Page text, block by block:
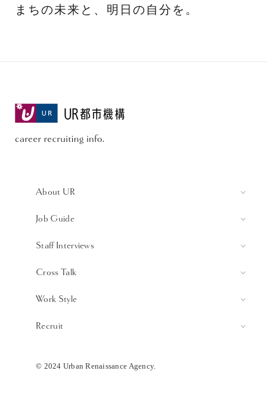
まちの未来と、明日の自分を。
About UR
Job Guide
Staff Interviews
Cross Talk
Work Style
Recruit
© 2024 Urban Renaissance Agency.